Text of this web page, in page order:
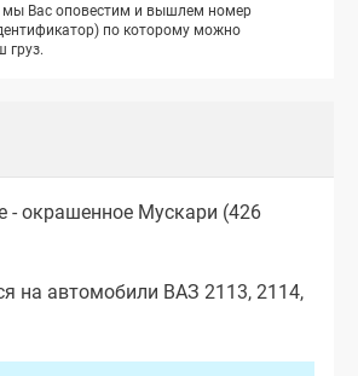
мы Вас оповестим и вышлем номер
по которому можно
груз.
- окрашенное Мускари (426
на автомобили ВАЗ 2113, 2114,